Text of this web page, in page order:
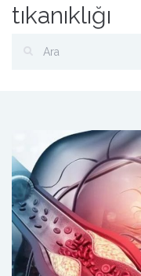
tıkanıklığı